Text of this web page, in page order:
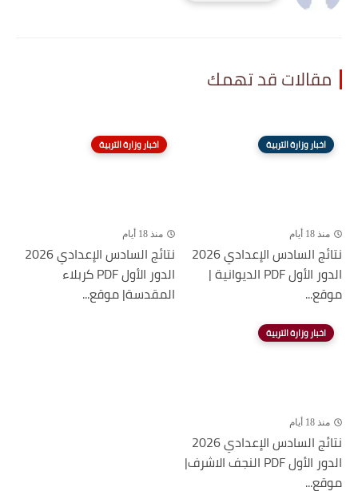
مقالات قد تهمك
اخبار وزارة التربية
منذ 18 أيام
نتائج السادس الإعدادي 2026
الدور الأول PDF الديوانية |
موقع...
اخبار وزارة التربية
منذ 18 أيام
نتائج السادس الإعدادي 2026
الدور الأول PDF كربلاء
المقدسة| موقع...
اخبار وزارة التربية
منذ 18 أيام
نتائج السادس الإعدادي 2026
الدور الأول PDF النجف الاشرف|
موقع...